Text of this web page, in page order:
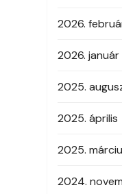
2026.
2026. január
2025.
2025. április
2025.
2024.